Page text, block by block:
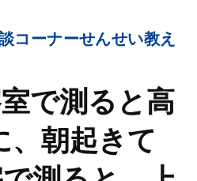
コーナーせんせい教え
で測ると高
、朝起きて